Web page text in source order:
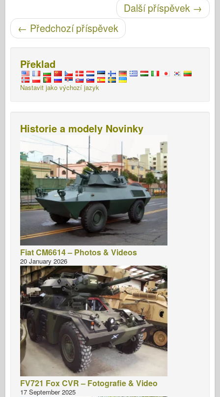
Další příspěvek →
← Předchozí příspěvek
Překlad
Nastavit jako výchozí jazyk
Historie a modely Novinky
Fiat CM6614 – Photos & Videos
20 January 2026
FV721 Fox CVR – Fotografie & Video
17 September 2025